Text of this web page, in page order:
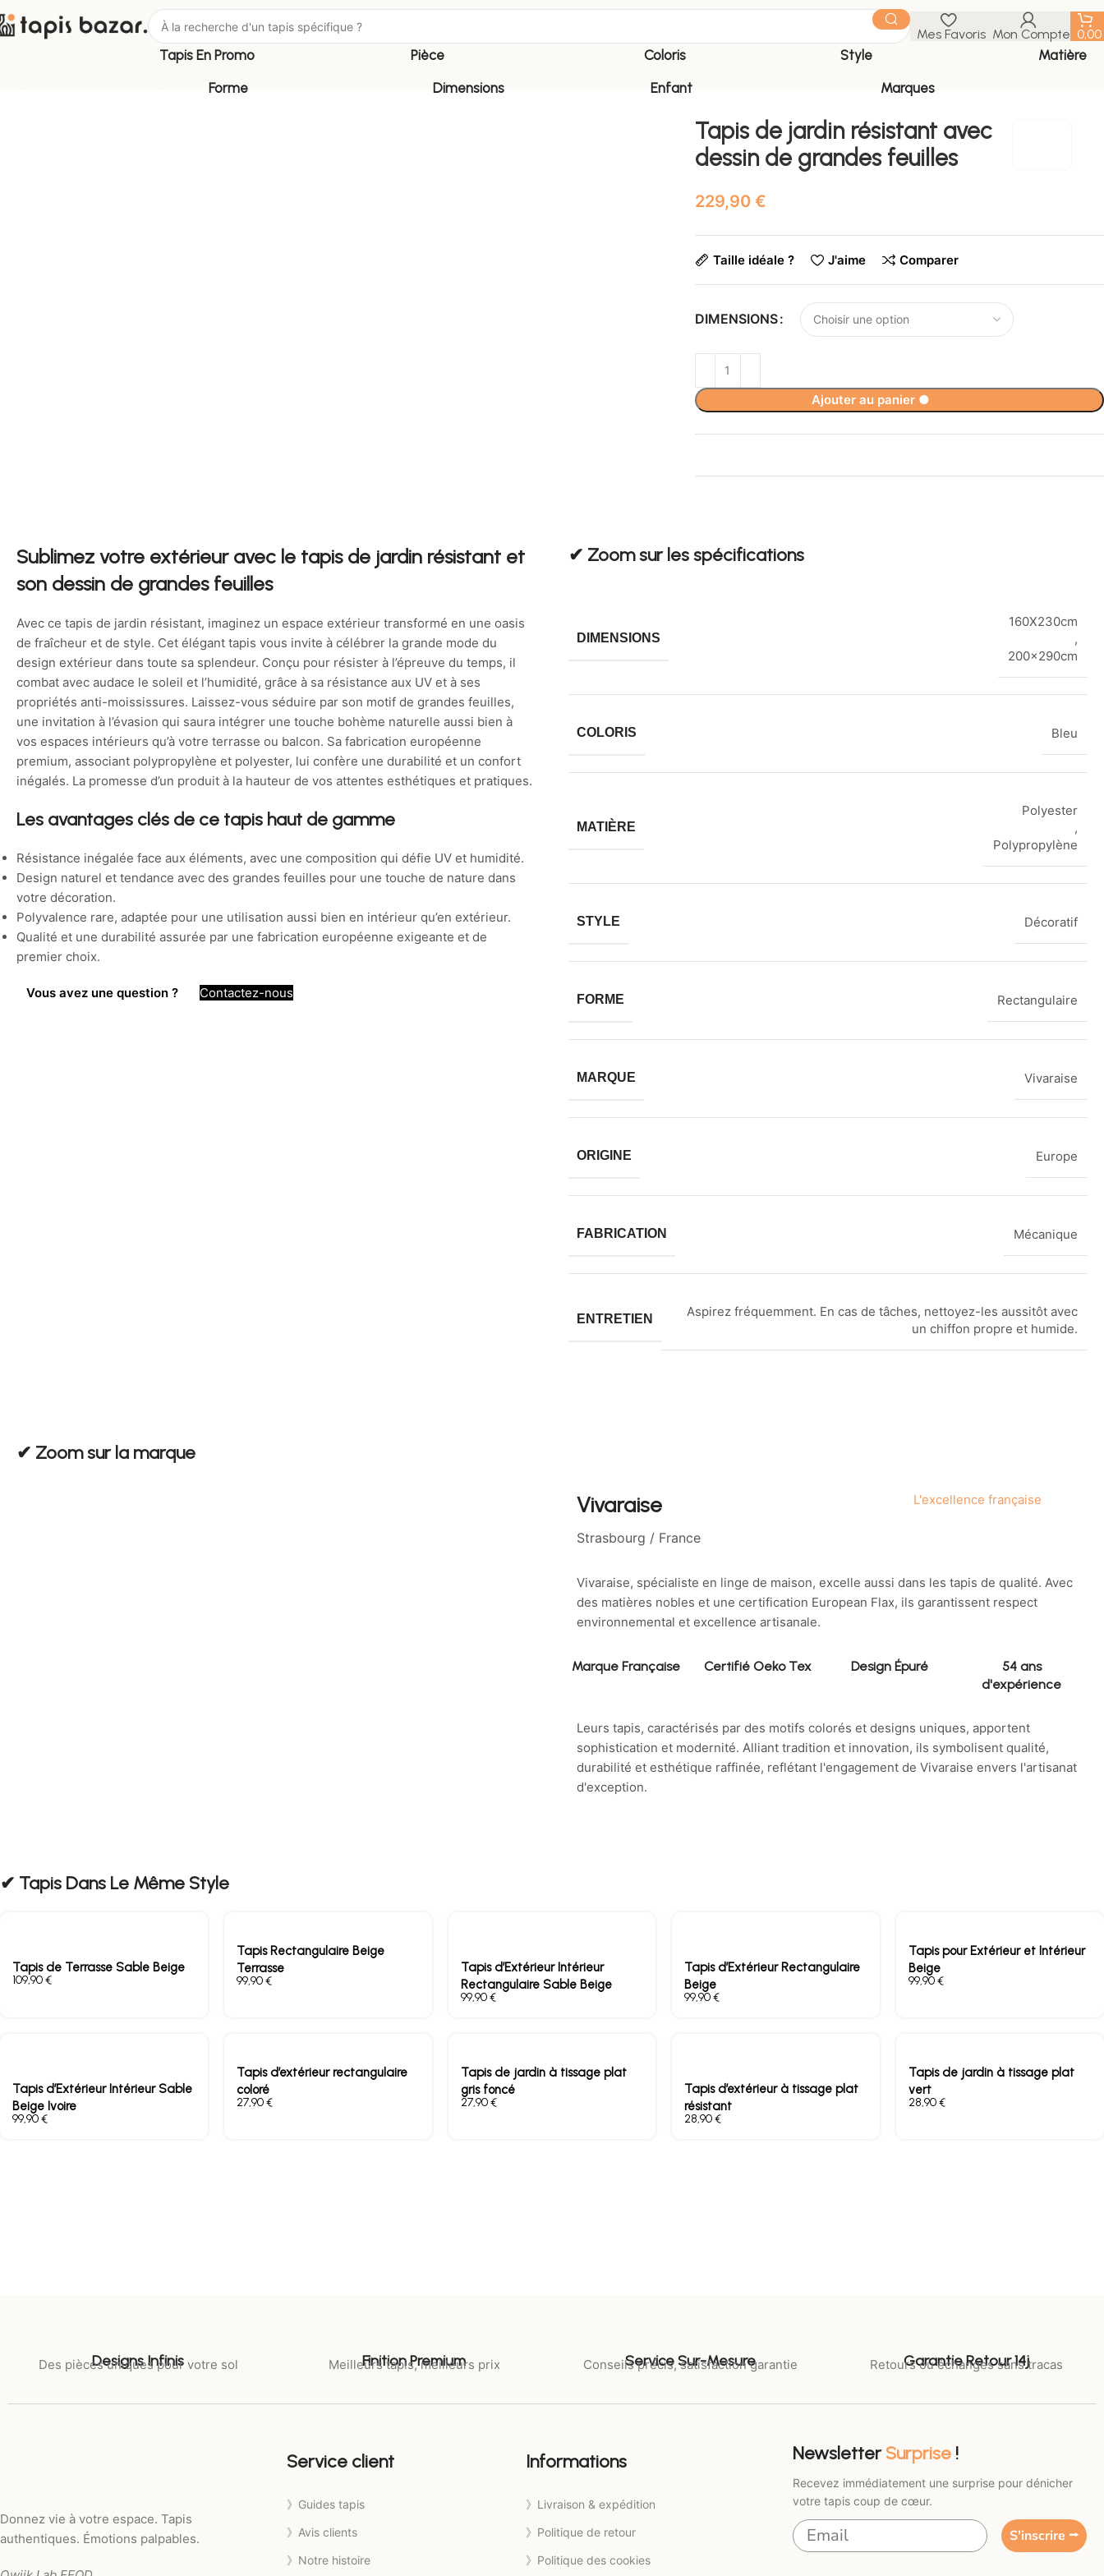
Mes Favoris Mon Compte 0,00
Tapis En Promo Pièce Coloris Style
Matière
Forme
Dimensions Enfant Marques
Tapis Extérieur
Tapis de jardin résistant avec
dessin de grandes feuilles
€
Taille idéale ? J'aime Comparer
DIMENSIONS
Ajouter au panier●
Sublimez votre extérieur avec le tapis de jardin résistant et
son dessin de grandes feuilles
Avec ce tapis de jardin résistant, imaginez un espace extérieur transformé en une oasis
de fraîcheur et de style. Cet élégant tapis vous invite à célébrer la grande mode du
design extérieur dans toute sa splendeur. Conçu pour résister à l’épreuve du temps, il
combat avec audace le soleil et l’humidité, grâce à sa résistance aux UV et à ses
propriétés anti-moississures. Laissez-vous séduire par son motif de grandes feuilles,
une invitation à l’évasion qui saura intégrer une touche bohème naturelle aussi bien à
vos espaces intérieurs qu’à votre terrasse ou balcon. Sa fabrication européenne
premium, associant polypropylène et polyester, lui confère une durabilité et un confort
inégalés. La promesse d’un produit à la hauteur de vos attentes esthétiques et pratiques.
Les avantages clés de ce tapis haut de gamme
Résistance inégalée face aux éléments, avec une composition qui défie UV et humidité.
Design naturel et tendance avec des grandes feuilles pour une touche de nature dans
votre décoration.
Polyvalence rare, adaptée pour une utilisation aussi bien en intérieur qu’en extérieur.
Qualité et une durabilité assurée par une fabrication européenne exigeante et de
premier choix.
Vous avez une question ? Contactez-nous
✔︎ Zoom sur les spécifications
DIMENSIONS
160X230cm
,
200x290cm
COLORIS Bleu
MATIÈRE
Polyester
,
Polypropylène
STYLE Décoratif
FORME Rectangulaire
MARQUE Vivaraise
ORIGINE Europe
FABRICATION Mécanique
ENTRETIEN
Aspirez fréquemment. En cas de tâches, nettoyez-les aussitôt avec
un chiffon propre et humide.
✔︎ Zoom sur la marque
Vivaraise
Strasbourg / France
L'excellence française
Vivaraise, spécialiste en linge de maison, excelle aussi dans les tapis de qualité. Avec
des matières nobles et une certification European Flax, ils garantissent respect
environnemental et excellence artisanale.
Marque Française Certifié Oeko Tex Design Épuré
54 ans
d'expérience
Leurs tapis, caractérisés par des motifs colorés et designs uniques, apportent
sophistication et modernité. Alliant tradition et innovation, ils symbolisent qualité,
durabilité et esthétique raffinée, reflétant l'engagement de Vivaraise envers l'artisanat
d'exception.
✔︎ Tapis Dans Le Même Style
Tapis de Terrasse Sable Beige
€
Tapis Rectangulaire Beige
Terrasse
€
Tapis d’Extérieur Intérieur
Rectangulaire Sable Beige
€
Tapis d’Extérieur Rectangulaire
Beige
€
Tapis pour Extérieur et Intérieur
Beige
€
Tapis d’Extérieur Intérieur Sable
Beige Ivoire
€
Tapis d’extérieur rectangulaire
coloré
€
Tapis de jardin à tissage plat
gris foncé
€
Tapis d’extérieur à tissage plat
résistant
€
Tapis de jardin à tissage plat
vert
€
Designs Infinis
Des pièces uniques pour votre sol Finition Premium
Meilleurs tapis, meilleurs prix Service Sur-Mesure
Conseils précis, satisfaction garantie Garantie Retour 14j
Retours ou échanges sans tracas
Donnez vie à votre espace. Tapis
authentiques. Émotions palpables.
Service client
》Guides tapis
》Avis clients
》Notre histoire
Informations
》Livraison & expédition
》Politique de retour
》Politique des cookies
NewsletterSurprise !
Recevez immédiatement une surprise pour dénicher
votre tapis coup de cœur.
S'inscrire ⭢